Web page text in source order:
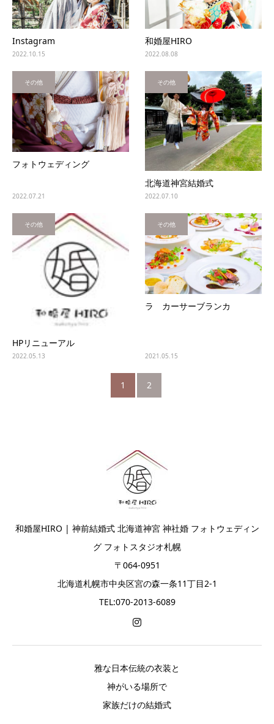
Instagram
2022.10.15
和婚屋HIRO
2022.08.08
その他
フォトウェディング
2022.07.21
その他
北海道神宮結婚式
2022.07.10
その他
HPリニューアル
2022.05.13
その他
ラ カーサーブランカ
2021.05.15
1 2
和婚屋HIRO | 神前結婚式 北海道神宮 神社婚 フォトウェディン
グ フォトスタジオ札幌
〒064-0951
北海道札幌市中央区宮の森一条11丁目2-1
TEL:070-2013-6089
雅な日本伝統の衣装と
神がいる場所で
家族だけの結婚式